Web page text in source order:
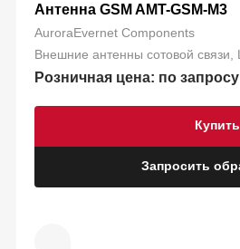
Антенна GSM AMT-GSM-M3
AuroraEvernet Components
Внешние антенны сотовой
Розничная цена: по запросу
Запросить
Купить